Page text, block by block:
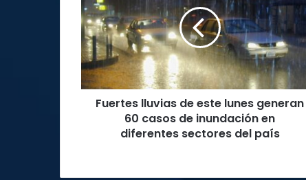
este
lunes
generan
60
casos
de
inundación
diferentes
Fuertes lluvias de este lunes generan
60 casos de inundación en
diferentes sectores del país